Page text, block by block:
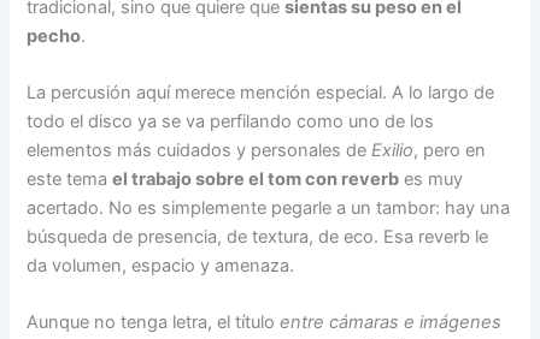
tradicional, sino que quiere quesientas su peso en el
pecho.
La percusión aquí merece mención especial. A lo largo de
todo el disco ya se va perfilando como uno de los
elementos más cuidados y personales deExilio, pero en
este temael trabajo sobre el tom con reverb es muy
acertado. No es simplemente pegarle a un tambor: hay una
búsqueda de presencia, de textura, de eco. Esa reverb le
da volumen, espacio y amenaza.
Aunque no tenga letra, el títuloentre cámaras e imágenes